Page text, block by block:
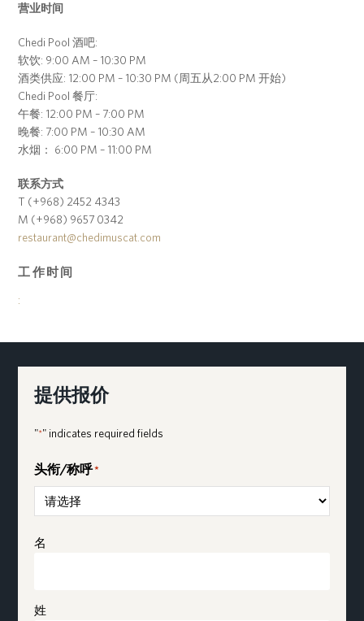
营业时间
Chedi Pool 酒吧:
软饮: 9:00 AM – 10:30 PM
酒类供应: 12:00 PM – 10:30 PM (周五从2:00 PM 开始)
Chedi Pool 餐厅:
午餐: 12:00 PM – 7:00 PM
晚餐: 7:00 PM – 10:30 AM
水烟： 6:00 PM – 11:00 PM
联系方式
T (+968) 2452 4343
M (+968) 9657 0342
restaurant@chedimuscat.com
工作时间
:
提供报价
"*" indicates required fields
头衔/称呼*
Name
名
姓